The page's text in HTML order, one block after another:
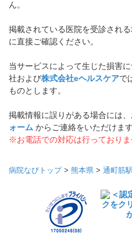
ん。
掲載されている医院を受診され
に直接ご確認ください。
当サービスによって生じた損害
社および株式会社eヘルスケアで
ものとします。
掲載情報に誤りがある場合には、
ォーム からご連絡をいただけま
※お電話での対応は行っておりま
病院なびトップ> 熊本県 > 通町筋